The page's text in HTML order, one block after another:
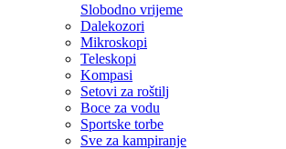
Slobodno vrijeme
Dalekozori
Mikroskopi
Teleskopi
Kompasi
Setovi za roštilj
Boce za vodu
Sportske torbe
Sve za kampiranje